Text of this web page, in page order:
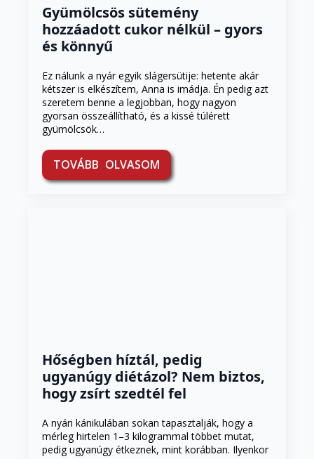
Gyümölcsös sütemény
hozzáadott cukor nélkül – gyors
és könnyű
Ez nálunk a nyár egyik slágersütije: hetente akár
kétszer is elkészítem, Anna is imádja. Én pedig azt
szeretem benne a legjobban, hogy nagyon
gyorsan összeállítható, és a kissé túlérett
gyümölcsök…
TOVÁBB OLVASOM
Hőségben híztál, pedig
ugyanúgy diétázol? Nem biztos,
hogy zsírt szedtél fel
A nyári kánikulában sokan tapasztalják, hogy a
mérleg hirtelen 1–3 kilogrammal többet mutat,
pedig ugyanúgy étkeznek, mint korábban. Ilyenkor